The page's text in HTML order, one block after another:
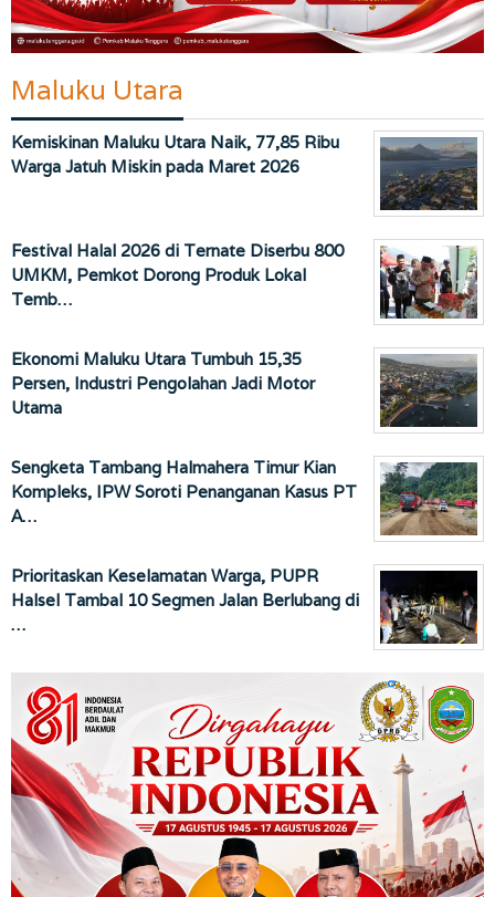
Maluku Utara
Kemiskinan Maluku Utara Naik, 77,85 Ribu
Warga Jatuh Miskin pada Maret 2026
Festival Halal 2026 di Ternate Diserbu 800
UMKM, Pemkot Dorong Produk Lokal
Temb…
Ekonomi Maluku Utara Tumbuh 15,35
Persen, Industri Pengolahan Jadi Motor
Utama
Sengketa Tambang Halmahera Timur Kian
Kompleks, IPW Soroti Penanganan Kasus PT
A…
Prioritaskan Keselamatan Warga, PUPR
Halsel Tambal 10 Segmen Jalan Berlubang di
…